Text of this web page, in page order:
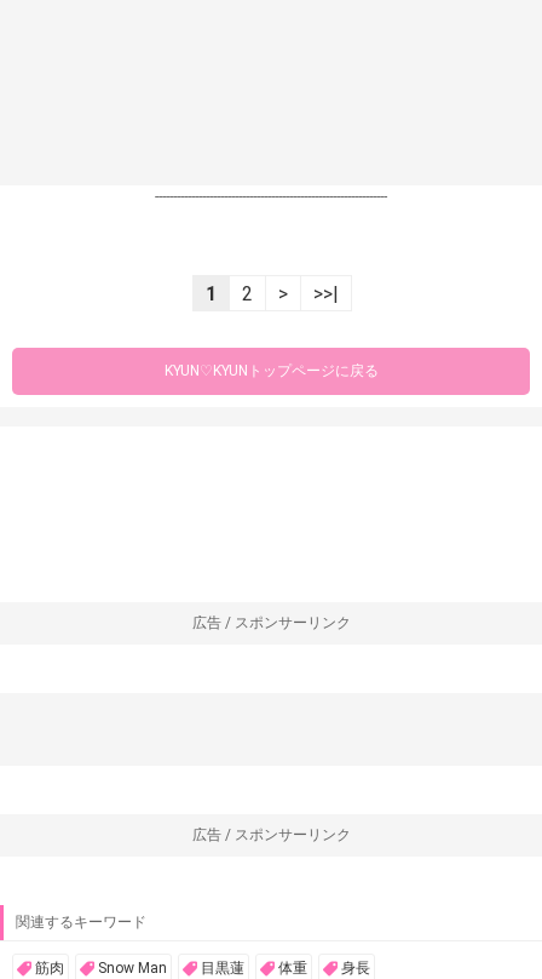
----------------------------------------------------------------
1 2 > >>|
KYUN♡KYUNトップページに戻る
広告 / スポンサーリンク
広告 / スポンサーリンク
関連するキーワード
筋肉 Snow Man 目黒蓮 体重 身長